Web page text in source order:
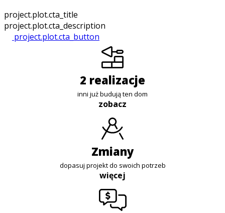
project.plot.cta_title
project.plot.cta_description
project.plot.cta_button
2 realizacje
inni już budują ten dom
zobacz
zmiany
dopasuj projekt do swoich potrzeb
więcej